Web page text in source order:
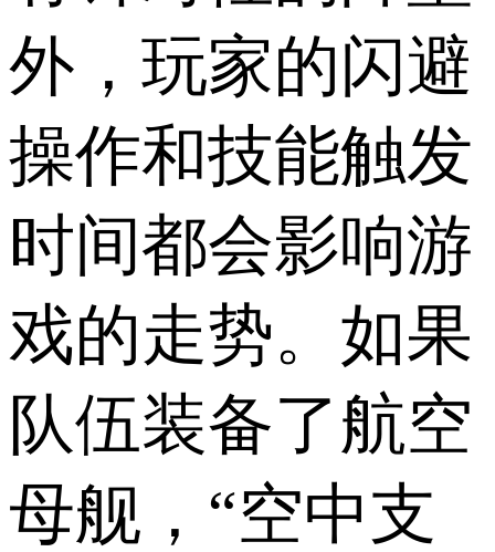
外，玩家的闪避
操作和技能触发
时间都会影响游
戏的走势。如果
队伍装备了航空
母舰，“空中支